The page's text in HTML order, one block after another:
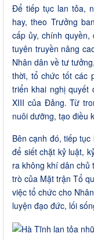
Để tiếp tục lan tỏa,
hay, theo Trưởng
cấp ủy, chính
tuyên truyền nâng
Nhân dân về tư
thời, tổ chức tốt các
triển khai nghị
XIII của Đảng. Từ
nuôi dưỡng, tạo điều
Bên cạnh đó, tiếp
để siết chặt kỷ luật,
ra không khí dân
trò của Mặt trận Tổ
việc tổ chức cho
luyện đạo đức, lối